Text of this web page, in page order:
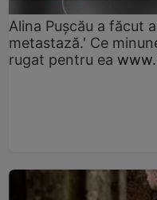
Alina Pușcău a făcut
metastază.' Ce
rugat pentru ea